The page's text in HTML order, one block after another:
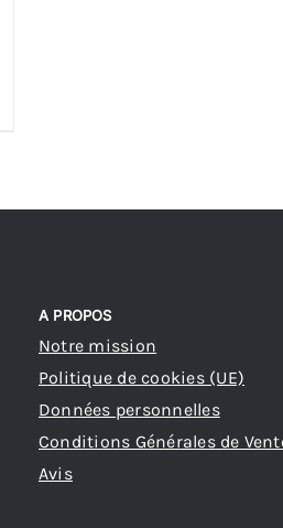
A PROPOS
Notre mission
Politique de cookies (UE)
Données personnelles
Conditions Générales de
Avis